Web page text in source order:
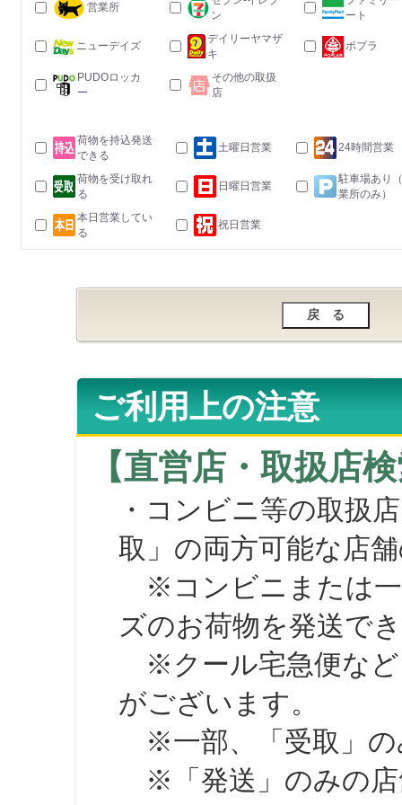
営業所
ン
ート
ニューデイズ
デイリーヤマザ
キ
ポプラ
PUDOロッカ
ー
その他の取扱
店
荷物を持込発送
できる
土曜日営業 24時間営業
荷物を受け取れ
る
日曜日営業
駐車場あり
業所のみ）
本日営業してい
る
祝日営業
ご利用上の注意
【直営店・取扱店
・コンビニ等の取扱
取」の両方可能な店
※コンビニまたは一
ズのお荷物を発送で
※クール宅急便など
がございます。
※一部、「受取」の
※「発送」のみの店